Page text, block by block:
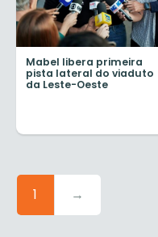
Mabel libera primeira
pista lateral do viaduto
da Leste-Oeste
1 →